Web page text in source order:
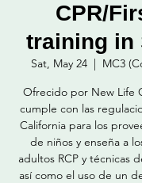
CPR/
training in
Sat, May 24
  |
MC3
Ofrecido por New Life
cumple con las
California para los
de niños y enseña a
adultos RCP y técnicas
así como el uso de un